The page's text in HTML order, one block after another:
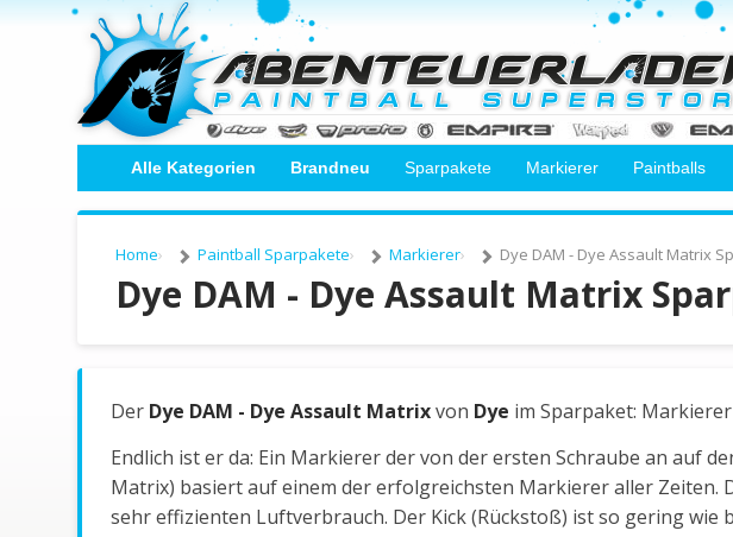
Alle Kategorien Brandneu Sparpakete Markierer Paintballs
Home Paintball Sparpakete Markierer Dye DAM - Dye Assault Matrix
Dye DAM - Dye Assault Matrix
Der Dye DAM - Dye Assault Matrixvon Dye im Sparpaket:
Endlich ist er da: Ein Markierer der von der ersten Schraube an auf
Matrix) basiert auf einem der erfolgreichsten Markierer aller Zeiten.
sehr effizienten Luftverbrauch. Der Kick (Rückstoß) ist so gering wie